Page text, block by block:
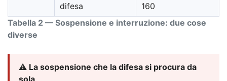
Tabella 2 — Sospensione e interruzione: due cose
diverse
difesa
160
⚠️ La sospensione che la difesa si procura da
sola